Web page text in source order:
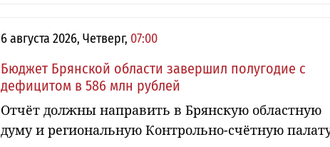
6 августа 2026, Четверг, 07:00
Бюджет Брянской области завершил полугодие с
дефицитом в 586 млн рублей
Отчёт должны направить в Брянскую областную
думу и региональную Контрольно-счётную